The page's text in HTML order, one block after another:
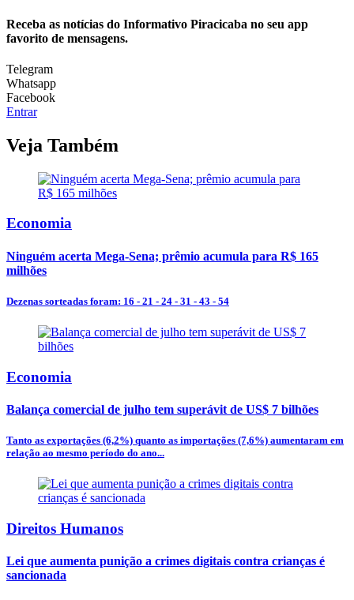
Receba as notícias do Informativo Piracicaba no seu app
favorito de mensagens.
Telegram
Whatsapp
Facebook
Entrar
Veja Também
Economia
Ninguém acerta Mega-Sena; prêmio acumula para R$ 165
milhões
Dezenas sorteadas foram: 16 - 21 - 24 - 31 - 43 - 54
Economia
Balança comercial de julho tem superávit de US$ 7 bilhões
Tanto as exportações (6,2%) quanto as importações (7,6%) aumentaram em
relação ao mesmo período do ano...
Direitos Humanos
Lei que aumenta punição a crimes digitais contra crianças é
sancionada